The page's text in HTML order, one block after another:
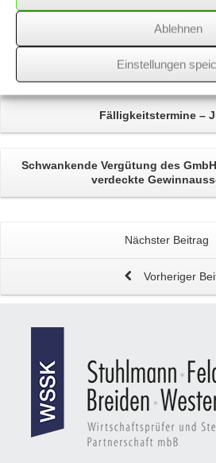
Ablehnen
Einstellungen
RelatedPosts
Gesetz gegen illegale
Fälligkeitstermine –
Schwankende Vergütung des
verdeckte
Nächster Beitrag
Vorheriger